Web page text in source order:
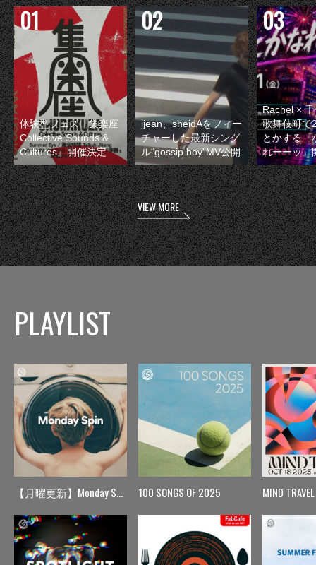
体験型フェス『集楽座
Collective Sounds &
Cultures』開催決定
jjean、sheidAをフィー
チャーした最新シング
ル“gossip boy”MV公開
Rachel ×
歌舞伎町で
とかする『
れーーッ』
VIEW MORE
PLAYLIST
【月曜更新】Monday Spin 100 SONGS OF 2025 MIND TRAVEL